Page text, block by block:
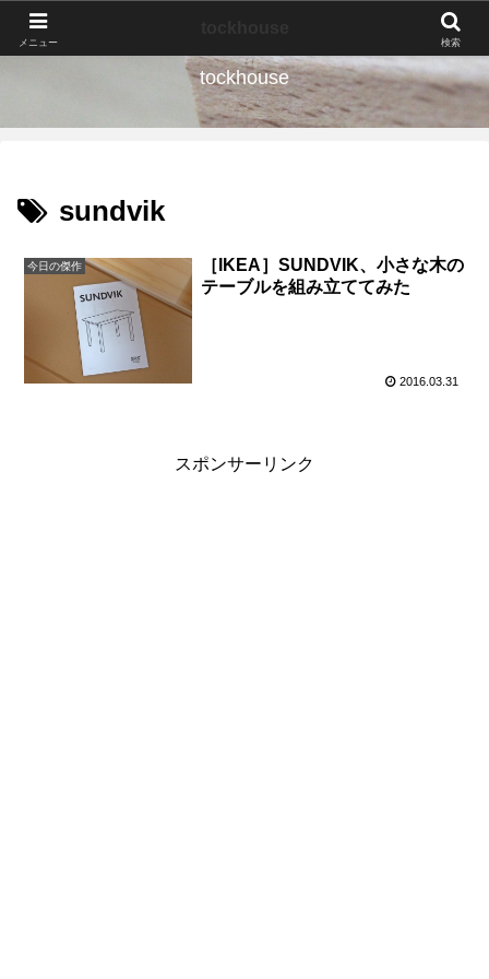
tockhouse
sundvik
今日の傑作
［IKEA］SUNDVIK、小さな木の
テーブルを組み立ててみた
2016.03.31
スポンサーリンク
メニュー 検索